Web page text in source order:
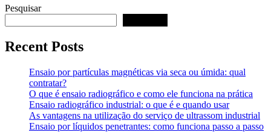
Pesquisar
Recent Posts
Ensaio por partículas magnéticas via seca ou úmida: qual
contratar?
O que é ensaio radiográfico e como ele funciona na prática
Ensaio radiográfico industrial: o que é e quando usar
As vantagens na utilização do serviço de ultrassom industrial
Ensaio por líquidos penetrantes: como funciona passo a passo